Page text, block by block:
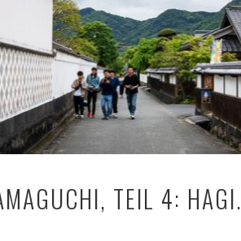
TEIL 4: HAGI.